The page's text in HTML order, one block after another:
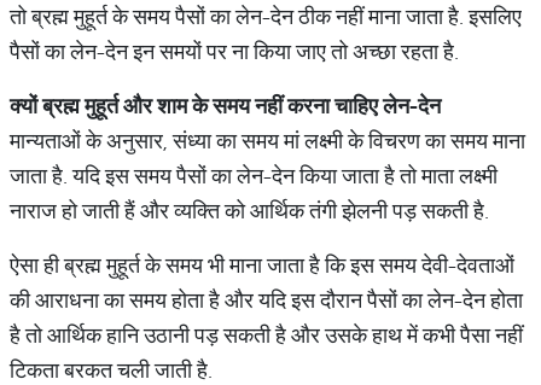
तो ब्रह्म मुहूर्त के समय पैसों का लेन-देन ठीक नहीं माना जाता है. इसलिए
पैसों का लेन-देन इन समयों पर ना किया जाए तो अच्छा रहता है.
क्योंब्रह्ममुहूर्तऔरशामकेसमयनहींकरनाचाहिएलेन-देन
मान्यताओं के अनुसार, संध्या का समय मां लक्ष्मी के विचरण का समय माना
जाता है. यदि इस समय पैसों का लेन-देन किया जाता है तो माता लक्ष्मी
नाराज हो जाती हैं और व्यक्ति को आर्थिक तंगी झेलनी पड़ सकती है.
ऐसा ही ब्रह्म मुहूर्त के समय भी माना जाता है कि इस समय देवी-देवताओं
की आराधना का समय होता है और यदि इस दौरान पैसों का लेन-देन होता
है तो आर्थिक हानि उठानी पड़ सकती है और उसके हाथ में कभी पैसा नहीं
टिकता बरकत चली जाती है.